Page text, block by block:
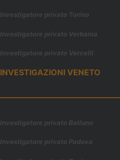
Investigatore privato Torino
Investigatore privato Verbania
Investigatore privato Vercelli
INVESTIGAZIONI VENETO
Investigatore privato Belluno
Investigatore privato Padova